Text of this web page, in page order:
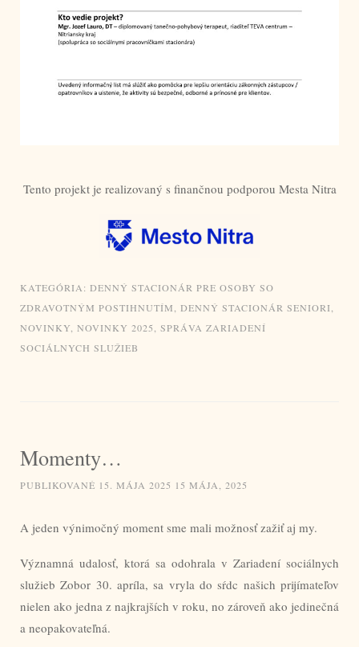
Tento projekt je realizovaný s finančnou podporou Mesta Nitra
KATEGÓRIA: DENNÝ STACIONÁR PRE OSOBY SO
ZDRAVOTNÝM POSTIHNUTÍM
DENNÝ STACIONÁR SENIORI
NOVINKY NOVINKY 2025
SPRÁVA ZARIADENÍ
SOCIÁLNYCH SLUŽIEB
Momenty…
PUBLIKOVANÉ 15. MÁJA 2025 15 MÁJA, 2025
A jeden výnimočný moment sme mali možnosť zažiť aj my.
Významná udalosť, ktorá sa odohrala v Zariadení sociálnych
služieb Zobor 30. apríla, sa vryla do sŕdc našich prijímateľov
nielen ako jedna z najkrajších v roku, no zároveň ako jedinečná
a neopakovateľná.